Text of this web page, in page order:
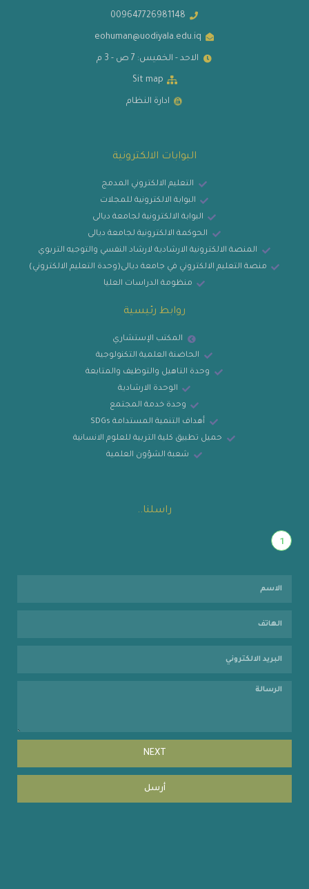
009647726981148
eohuman@uodiyala.edu.iq
الاحد - الخميس: 7 ص - 3 م
Sit map
ادارة النظام
البوابات الالكترونية
التعليم الالكتروني المدمج
البوابة الالكترونية للمجلات
البوابة الالكترونية لجامعة ديالى
الحوكمة الالكترونية لجامعة ديالى
المنصة الالكترونية الارشادية لارشاد النفسي والتوجيه التربوي
منصة التعليم الالكتروني في جامعة ديالى(وحدة التعليم الالكتروني)
منظومة الدراسات العليا
روابط رئيسية
المكتب الإستشاري
الحاضنة العلمية التكنولوجية
وحدة التاهيل والتوظيف والمتابعة
الوحدة الارشادية
وحدة خدمة المجتمع
أهداف التنمية المستدامة SDGs
حميل تطبيق كلية التربية للعلوم الانسانية
شعبة الشؤون العلمية
راسلنا..
1
NEXT
أرسل